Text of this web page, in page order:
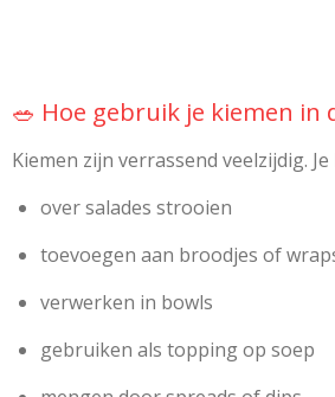
🥗 Hoe gebruik je kiemen in
Kiemen zijn verrassend veelzijdig.
over salades strooien
toevoegen aan broodjes of
verwerken in bowls
gebruiken als topping op soep